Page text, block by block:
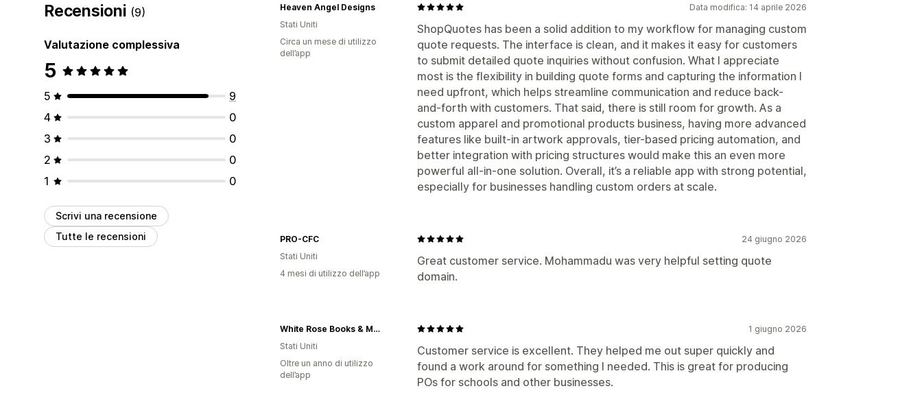
Recensioni (9)
Valutazione complessiva
5
5
9
4
0
3
0
2
0
1
0
Scrivi una recensione
Tutte le recensioni
Data modifica: 14 aprile 2026
ShopQuotes has been a solid addition to my workflow for managing custom
quote requests. The interface is clean, and it makes it easy for customers
to submit detailed quote inquiries without confusion. What I appreciate
most is the flexibility in building quote forms and capturing the information I
need upfront, which helps streamline communication and reduce back-
and-forth with customers. That said, there is still room for growth. As a
custom apparel and promotional products business, having more advanced
features like built-in artwork approvals, tier-based pricing automation, and
better integration with pricing structures would make this an even more
powerful all-in-one solution. Overall, it’s a reliable app with strong potential,
especially for businesses handling custom orders at scale.
Heaven Angel Designs
Stati Uniti
Circa un mese di utilizzo
dell’app
24 giugno 2026
Great customer service. Mohammadu was very helpful setting quote
domain.
PRO-CFC
Stati Uniti
4 mesi di utilizzo dell’app
1 giugno 2026
Customer service is excellent. They helped me out super quickly and
found a work around for something I needed. This is great for producing
POs for schools and other businesses.
White Rose Books & More
Stati Uniti
Oltre un anno di utilizzo
dell’app